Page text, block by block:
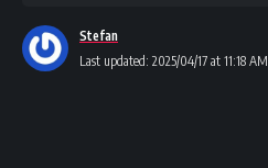
Last updated: 2025/04/17 at 11:18 AM
Stefan